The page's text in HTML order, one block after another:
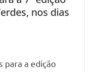
nos dias
para a edição